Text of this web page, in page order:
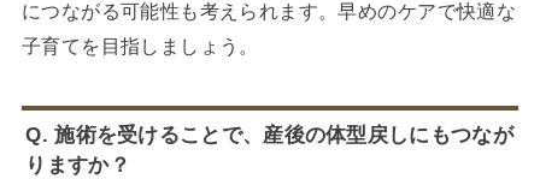
につながる可能性も考えられます。早めのケアで快適な
子育てを目指しましょう。
Q. 施術を受けることで、産後の体型戻しにもつなが
りますか？